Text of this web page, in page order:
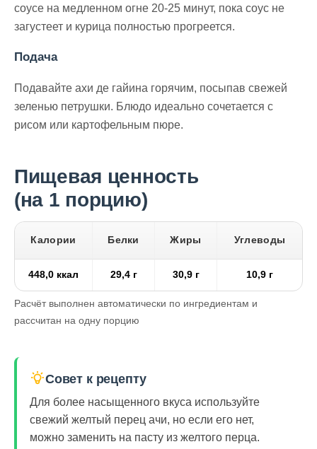
соусе на медленном огне 20-25 минут, пока соус не
загустеет и курица полностью прогреется.
Подача
Подавайте ахи де гайина горячим, посыпав свежей
зеленью петрушки. Блюдо идеально сочетается с
рисом или картофельным пюре.
Пищевая ценность
(на 1 порцию)
Калории Белки Жиры Углеводы
448,0 ккал 29,4 г 30,9 г 10,9 г
Расчёт выполнен автоматически по ингредиентам и
рассчитан на одну порцию
Совет к рецепту
Для более насыщенного вкуса используйте
свежий желтый перец ачи, но если его нет,
можно заменить на пасту из желтого перца.